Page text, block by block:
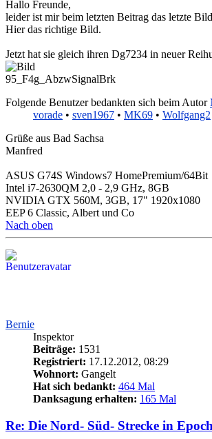
Hallo Freunde,
leider ist mir beim letzten Beitrag das letzte
Hier das richtige Bild.
Jetzt hat sie gleich ihren Dg7234 in neuer
95_F4g_AbzwSignalBrk
Folgende Benutzer bedankten sich beim Autor
vorade • sven1967 • MK69 • Wolfgang2
Grüße aus Bad Sachsa
Manfred
ASUS G74S Windows7 HomePremium/64Bit
Intel i7-2630QM 2,0 - 2,9 GHz, 8GB
NVIDIA GTX 560M, 3GB, 17" 1920x1080
EEP 6 Classic, Albert und Co
Nach oben
Bernie
Inspektor
Beiträge: 1531
Registriert: 17.12.2012, 08:29
Wohnort: Gangelt
Hat sich bedankt: 464 Mal
Danksagung erhalten: 165 Mal
Re: Die Nord- Süd- Strecke in